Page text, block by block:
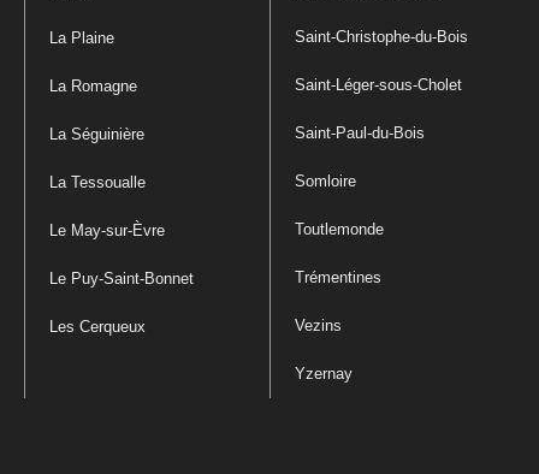
La Plaine
La Romagne
La Séguinière
La Tessoualle
Le May-sur-Èvre
Le Puy-Saint-Bonnet
Les Cerqueux
Saint-Christophe-du-Bois
Saint-Léger-sous-Cholet
Saint-Paul-du-Bois
Somloire
Toutlemonde
Trémentines
Vezins
Yzernay